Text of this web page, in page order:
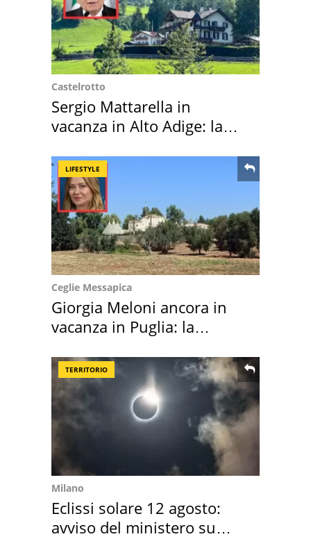
Castelrotto
Sergio Mattarella in
vacanza in Alto Adige: la
LIFESTYLE
Ceglie Messapica
Giorgia Meloni ancora in
vacanza in Puglia: la
TERRITORIO
Milano
Eclissi solare 12 agosto:
avviso del ministero su